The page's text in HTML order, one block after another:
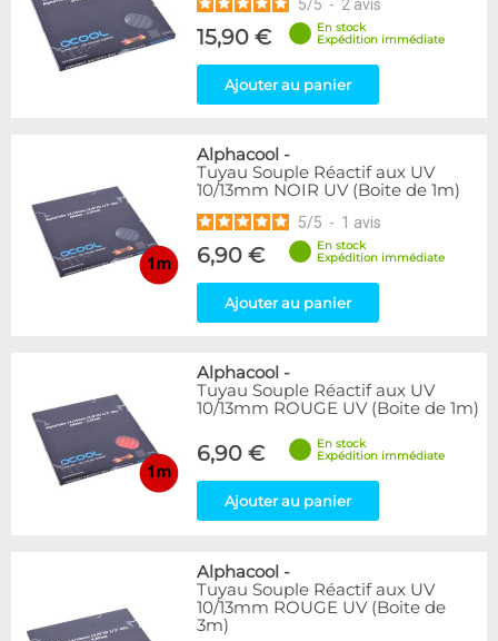
5/5 - 2 avis
15,90 €
En stock
Expédition immédiate
Ajouter au panier
Alphacool -
Tuyau Souple Réactif aux UV
10/13mm NOIR UV (Boite de 1m)
5/5 - 1 avis
6,90 €
En stock
Expédition immédiate
Ajouter au panier
Alphacool -
Tuyau Souple Réactif aux UV
10/13mm ROUGE UV (Boite de 1m)
6,90 €
En stock
Expédition immédiate
Ajouter au panier
Alphacool -
Tuyau Souple Réactif aux UV
10/13mm ROUGE UV (Boite de
3m)